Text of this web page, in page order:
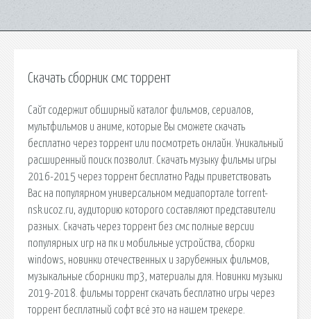
Скачать сборник смс торрент
Сайт содержит обширный каталог фильмов, сериалов,
мультфильмов и аниме, которые Вы сможете скачать
бесплатно через торрент или посмотреть онлайн. Уникальный
расширенный поиск позволит. Скачать музыку фильмы игры
2016-2015 через торрент бесплатно Рады приветствовать
Вас на популярном универсальном медиапортале torrent-
nsk.ucoz.ru, аудиторию которого составляют представители
разных. Скачать через торрент без смс полные версии
популярных игр на пк и мобильные устройства, сборки
windows, новинки отечественных и зарубежных фильмов,
музыкальные сборники mp3, материалы для. Новинки музыки
2019-2018. фильмы торрент скачать бесплатно игры через
торрент бесплатный софт всё это на нашем трекере.